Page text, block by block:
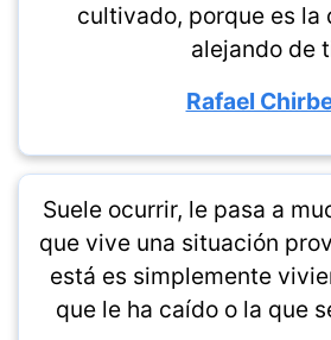
cultivado, porque es la
alejando de
Rafael
Suele ocurrir, le pasa a
que vive una situación
está es simplemente
que le ha caído o la que